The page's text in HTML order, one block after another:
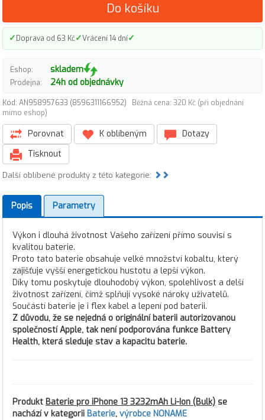
Do košíku
✓Doprava od 63 Kč✓Vrácení 14 dní✓
Eshop: skladem
Prodejna: 24h od objednávky
Kód: AN958957633 (8596311166952)
Běžná cena: 320 Kč (při objednání
mimo eshop)
Porovnat K oblíbeným
Dotazy
Tisknout
Další oblíbené produkty z této kategorie:
Popis Parametry
Výkon i dlouhá životnost Vašeho zařízení přímo souvisí s
kvalitou baterie.
Proto tato baterie obsahuje velké množství kobaltu, který
zajišťuje vyšší energetickou hustotu a lepší výkon.
Díky tomu poskytuje dlouhodobý výkon, spolehlivost a delší
životnost zařízení, čímž splňují vysoké nároky uživatelů.
Součástí baterie je i flex kabel a lepení pod baterii.
Z důvodu, že se nejedná o originální baterii autorizovanou
společností Apple, tak není podporována funkce Battery
Health, která sleduje stav a kapacitu baterie.
Produkt Baterie pro iPhone 13 3232mAh Li-Ion (Bulk) se
nachází v kategorii Baterie, výrobce NONAME